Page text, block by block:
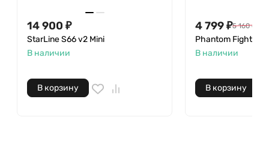
14 900 ₽
StarLine S66 v2 Mini
В наличии
В корзину
4 799₽5 160 ₽
Phantom Fighter
В наличии
В корзину